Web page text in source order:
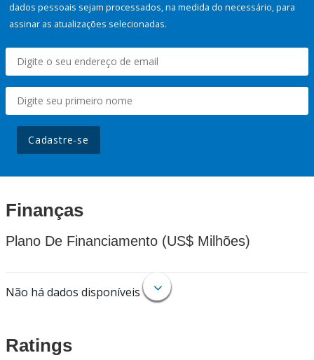
dados pessoais sejam processados, na medida do necessário, para
assinar as atualizações selecionadas.
Cadastre-se
Finanças
Plano De Financiamento (US$ Milhões)
Não há dados disponíveis
Ratings